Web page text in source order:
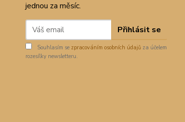
jednou za měsíc.
Přihlásit se
Souhlasím se zpracováním osobních údajů za účelem
rozesílky newsletteru.